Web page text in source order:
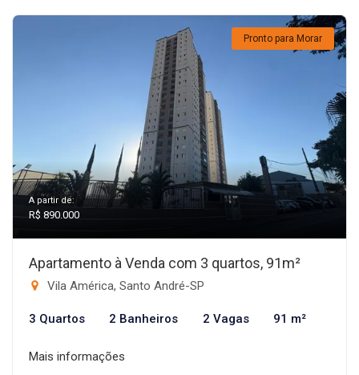
Pronto para Morar
A partir de:
R$ 890.000
Apartamento à Venda com 3 quartos, 91m²
Vila América, Santo André-SP
3 Quartos 2 Banheiros 2 Vagas 91 m²
Mais informações